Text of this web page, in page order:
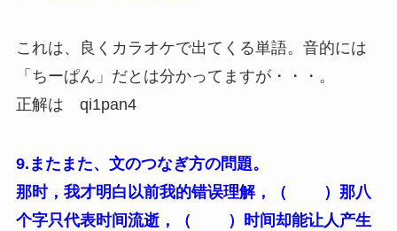
これは、良くカラオケで出てくる単語。音的には
「ちーぱん」だとは分かってますが・・・。
正解は qi1pan4
9.またまた、文のつなぎ方の問題。
那时，我才明白以前我的错误理解，（ ）那八
个字只代表时间流逝，（ ）时间却能让人产生